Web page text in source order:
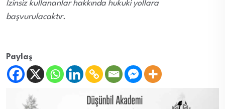
İzinsiz kullananlar hakkında hukuki yollara
başvurulacaktır.
Paylaş